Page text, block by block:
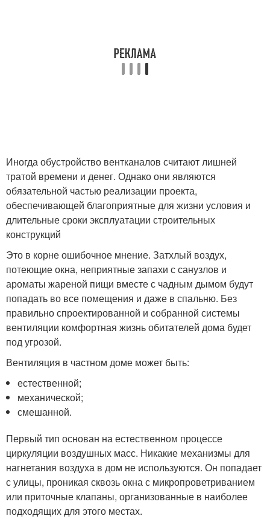
Иногда обустройство вентканалов считают лишней
тратой времени и денег. Однако они являются
обязательной частью реализации проекта,
обеспечивающей благоприятные для жизни условия и
длительные сроки эксплуатации строительных
конструкций
Это в корне ошибочное мнение. Затхлый воздух,
потеющие окна, неприятные запахи с санузлов и
ароматы жареной пищи вместе с чадным дымом будут
попадать во все помещения и даже в спальню. Без
правильно спроектированной и собранной системы
вентиляции комфортная жизнь обитателей дома будет
под угрозой.
Вентиляция в частном доме может быть:
естественной;
механической;
смешанной.
Первый тип основан на естественном процессе
циркуляции воздушных масс. Никакие механизмы для
нагнетания воздуха в дом не используются. Он попадает
с улицы, проникая сквозь окна с микропроветриванием
или приточные клапаны, организованные в наиболее
подходящих для этого местах.